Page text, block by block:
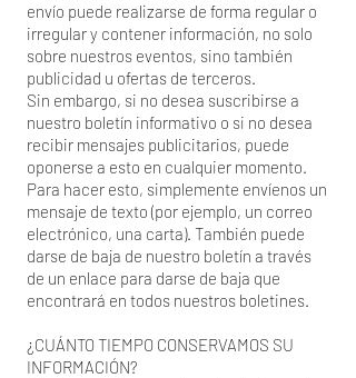
envío puede realizarse de forma regular o
irregular y contener información, no solo
sobre nuestros eventos, sino también
publicidad u ofertas de terceros.
Sin embargo, si no desea suscribirse a
nuestro boletín informativo o si no desea
recibir mensajes publicitarios, puede
oponerse a esto en cualquier momento.
Para hacer esto, simplemente envíenos un
mensaje de texto (por ejemplo, un correo
electrónico, una carta). También puede
darse de baja de nuestro boletín a través
de un enlace para darse de baja que
encontrará en todos nuestros boletines.
¿CUÁNTO TIEMPO CONSERVAMOS SU
INFORMACIÓN?